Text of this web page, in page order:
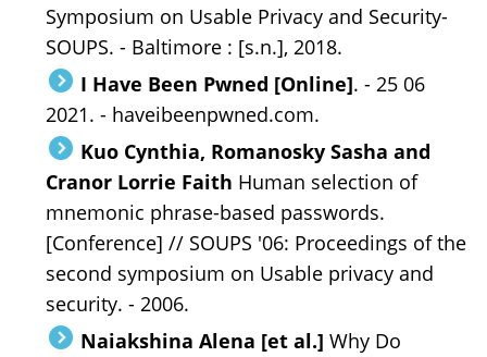
Symposium on Usable Privacy and Security-
SOUPS. - Baltimore : [s.n.], 2018.
I Have Been Pwned [Online]. - 25 06
2021. - haveibeenpwned.com.
Kuo Cynthia, Romanosky Sasha and
Cranor Lorrie Faith Human selection of
mnemonic phrase-based passwords.
[Conference] // SOUPS '06: Proceedings of the
second symposium on Usable privacy and
security. - 2006.
Naiakshina Alena [et al.] Why Do